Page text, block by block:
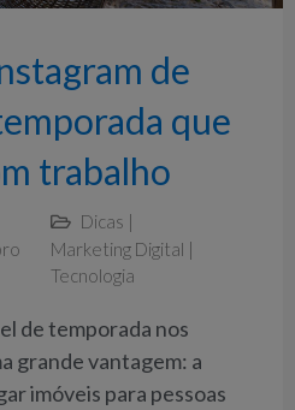
de
que
trabalho
Dicas |
Marketing Digital |
Tecnologia
de temporada nos
grande vantagem: a
imóveis para pessoas